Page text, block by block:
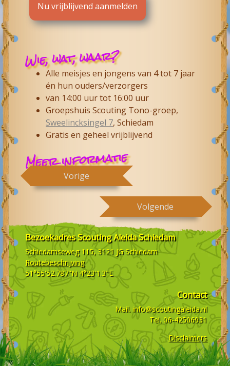
Nu vrijblijvend aanmelden
Wie, wat, waar?
Alle meisjes en jongens van 4 tot 7 jaar
én hun ouders/verzorgers
van 14:00 uur tot 16:00 uur
Groepshuis Scouting Tono-groep,
Sweelincksingel 7, Schiedam
Gratis en geheel vrijblijvend
Meer informatie
Vorige
Volgende
BezoekadresScouting Aleida Schiedam
Schiedamseweg 115, 3121 JG Schiedam
Routebeschrijving
51°55'52.787"N 4°23'1.3"E
Contact
Mail. info@scoutingaleida.nl
Tel. 06-42506931
Disclaimers